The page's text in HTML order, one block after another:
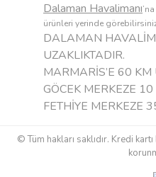
Dalaman Havalimanı
ürünleri yerinde
DALAMAN
UZAKLIKTADIR.
MARMARİS’E 60 KM
GÖCEK MERKEZE
FETHİYE MERKEZE
© Tüm hakları saklıdır. Kredi